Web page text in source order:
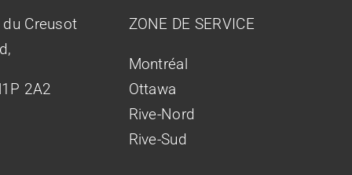
Creusot
2A2
ZONE DE SERVICE
Montréal
Ottawa
Rive-Nord
Rive-Sud